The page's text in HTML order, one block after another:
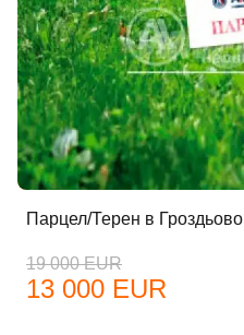
Парцел/Терен в Гроздьово
19 000 EUR
13 000 EUR